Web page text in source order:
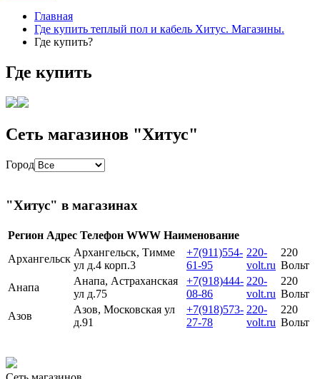
Главная
Где купить теплый пол и кабель Хитус. Магазины.
Где купить?
Где купить
Сеть магазинов "Хитус"
Город
"Хитус" в магазинах
Регион Адрес Телефон WWW Наименование
Архангельск
Архангельск, Тимме
ул д.4 корп.3
+7(911)554-
61-95
220-
volt.ru
220
Вольт
Анапа
Анапа, Астраханская
ул д.75
+7(918)444-
08-86
220-
volt.ru
220
Вольт
Азов
Азов, Московская ул
д.91
+7(918)573-
27-78
220-
volt.ru
220
Вольт